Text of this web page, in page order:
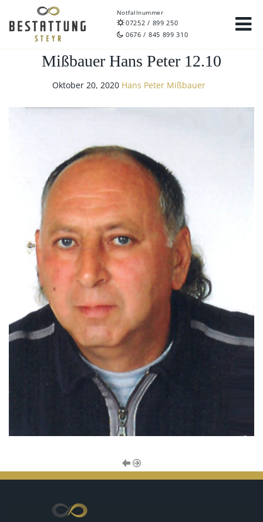
Notfallnummer
07252 / 899 250
0676 / 845 899 310
Mißbauer Hans Peter 12.10
Oktober 20, 2020 Hans Peter Mißbauer